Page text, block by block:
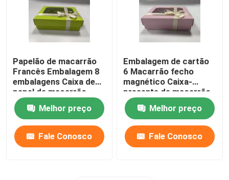
Papelão de macarrão
Francês Embalagem 8
embalagens Caixa de
papel de macarrão
Melhor preço
Fale Conosco
Embalagem de cartão
6 Macarrão fecho
magnético Caixa-
presente de macarrão
Melhor preço
Fale Conosco